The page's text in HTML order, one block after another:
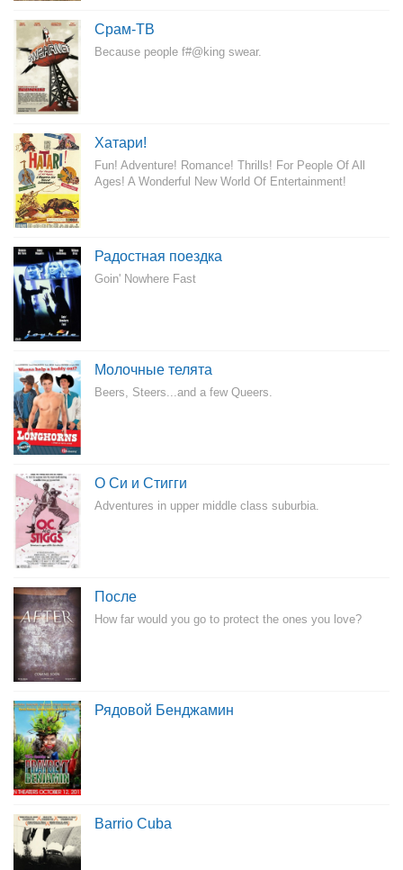
Срам-ТВ
Because people f#@king swear.
Хатари!
Fun! Adventure! Romance! Thrills! For People Of All
Ages! A Wonderful New World Of Entertainment!
Радостная поездка
Goin' Nowhere Fast
Молочные телята
Beers, Steers...and a few Queers.
О Си и Стигги
Adventures in upper middle class suburbia.
После
How far would you go to protect the ones you love?
Рядовой Бенджамин
Barrio Cuba